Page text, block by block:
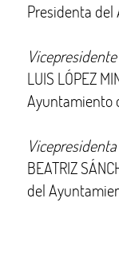
Presidenta del
Vicepresidente
LUIS LÓPEZ
Ayuntamiento
Vicepresidenta
BEATRIZ
del